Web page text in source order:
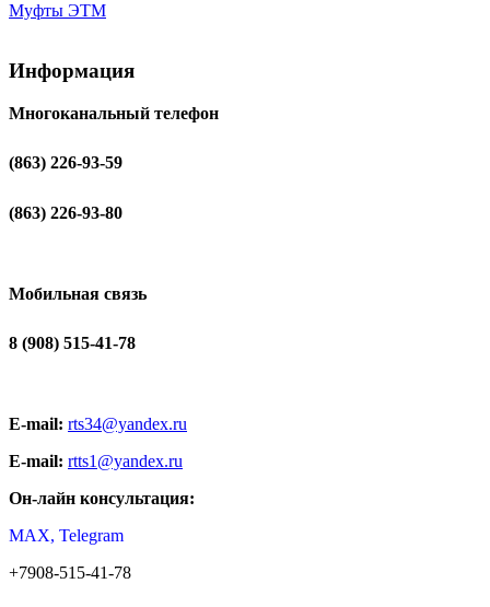
Муфты ЭТМ
Информация
Многоканальный телефон
(863) 226-93-59
(863) 226-93-80
Мобильная связь
8 (908) 515-41-78
E-mail: rts34@yandex.ru
E-mail: rtts1@yandex.ru
Он-лайн консультация:
MAX, Telegram
+7908-515-41-78